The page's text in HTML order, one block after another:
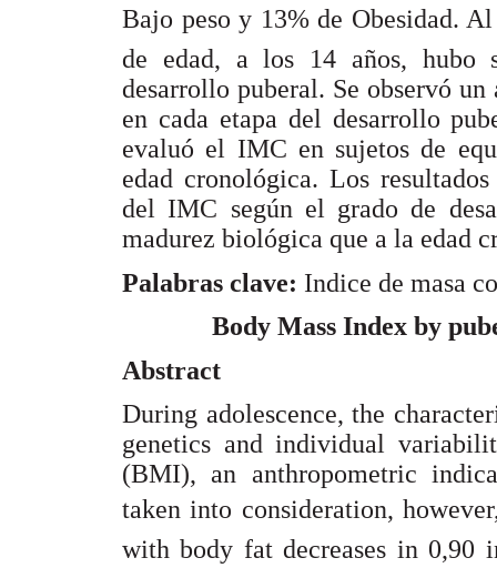
Bajo peso y 13% de
de edad, a los 14 años, hubo
desarrollo puberal. Se observó
en cada etapa del desarrollo
evaluó el IMC en sujetos de
edad cronológica. Los
del IMC según el grado de
madurez biológica que a la edad
Palabras clave: Indice de masa
Body Mass Index by
Abstract
During adolescence, the
genetics and individual
(BMI), an anthropometric
taken into consideration,
with body fat decreases in 0,90